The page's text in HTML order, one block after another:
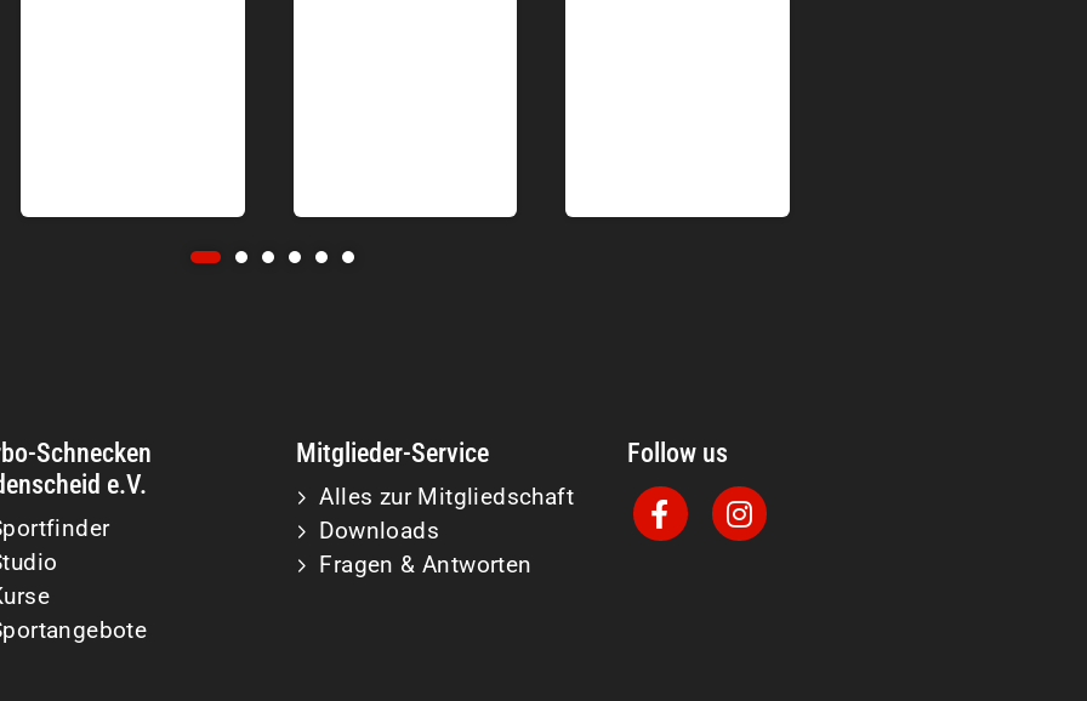
Schnecken
e.V.
Mitglieder-Service
Alles zur Mitgliedschaft
Downloads
Fragen & Antworten
Follow us